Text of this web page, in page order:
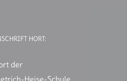
HORT:
der
Heise-Schule